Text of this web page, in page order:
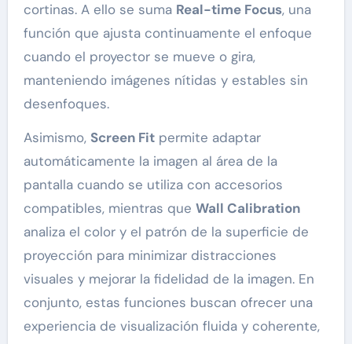
cortinas. A ello se suma Real-time Focus, una
función que ajusta continuamente el enfoque
cuando el proyector se mueve o gira,
manteniendo imágenes nítidas y estables sin
desenfoques.
Asimismo, Screen Fitpermite adaptar
automáticamente la imagen al área de la
pantalla cuando se utiliza con accesorios
compatibles, mientras que Wall Calibration
analiza el color y el patrón de la superficie de
proyección para minimizar distracciones
visuales y mejorar la fidelidad de la imagen. En
conjunto, estas funciones buscan ofrecer una
experiencia de visualización fluida y coherente,